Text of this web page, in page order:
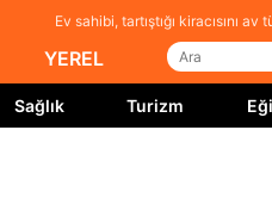
Ev sahibi, tartıştığı kiracısını
YEREL
Sağlık Turizm